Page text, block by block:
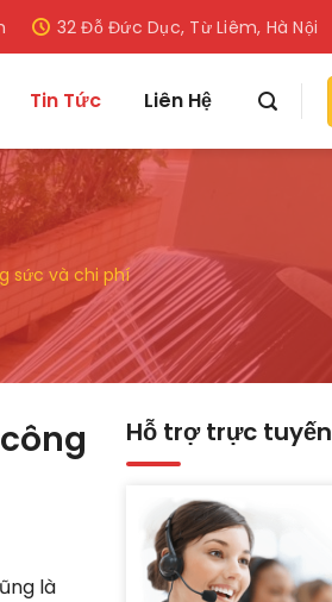
32 Đỗ Đức Dục, Từ Liêm, Hà Nội
Tin Tức Liên Hệ
sức và chi phí
là
Hỗ trợ trực tuyến